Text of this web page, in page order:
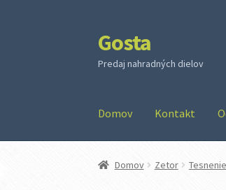
Preskočiť
na
navigáciu
Preskočiť
na
obsah
Gosta
Predaj nahradných dielov
Domov Kontakt
Domov Zetor Tesnenie